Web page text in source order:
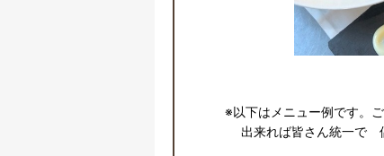
※以下はメニュー例です。
出来れば皆さん統一で　